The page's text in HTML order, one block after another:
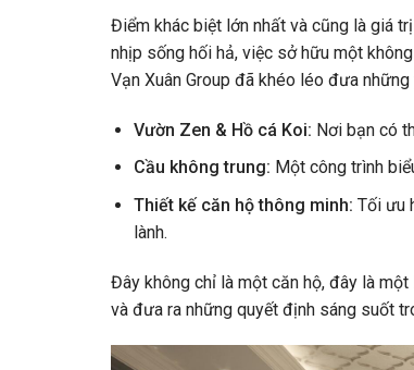
Điểm khác biệt lớn nhất và cũng là giá
nhịp sống hối hả, việc sở hữu một
Vạn Xuân Group đã khéo léo đưa
Vườn Zen & Hồ cá Koi: Nơi bạn có
Cầu không trung: Một công trình
Thiết kế căn hộ thông minh: Tối ưu
lành.
Đây không chỉ là một căn hộ, đây là một
và đưa ra những quyết định sáng suốt